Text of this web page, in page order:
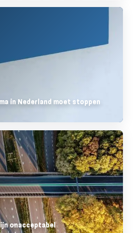
in Nederland moet stoppen
onacceptabel